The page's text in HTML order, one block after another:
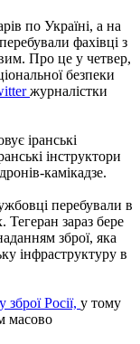
по Україні, а на
фахівці з
Про це у четвер,
безпеки
журналістки
іранські
інструктори
камікадзе.
перебували в
Тегеран зараз бере
зброї, яка
інфраструктуру в
зброї Росії, у тому
масово